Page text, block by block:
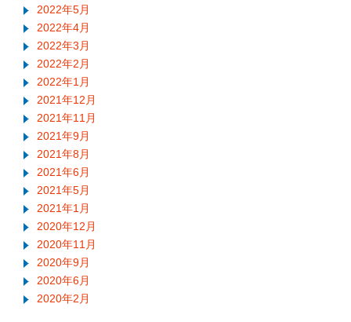
2022年5月
2022年4月
2022年3月
2022年2月
2022年1月
2021年12月
2021年11月
2021年9月
2021年8月
2021年6月
2021年5月
2021年1月
2020年12月
2020年11月
2020年9月
2020年6月
2020年2月